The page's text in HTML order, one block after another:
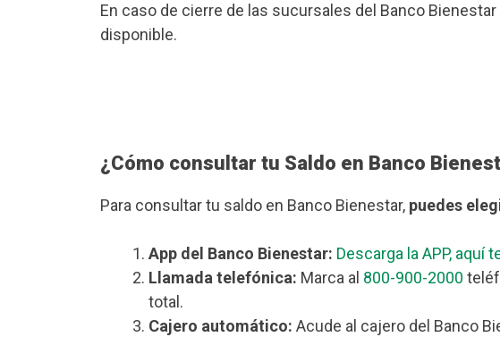
En caso de cierre de las sucursales del Banco
disponible.
¿Cómo consultar tu Saldo en Banco
Para consultar tu saldo en Banco Bienestar, puedes
App del Banco Bienestar: Descarga la APP, aquí
Llamada telefónica: Marca al 800-900-2000
total.
Cajero automático: Acude al cajero del Banco